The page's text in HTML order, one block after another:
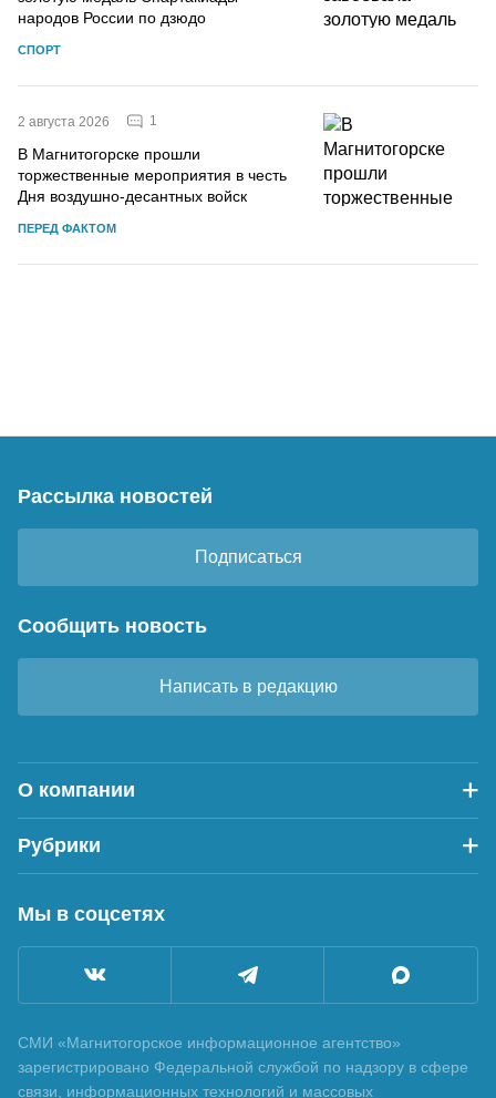
народов России по дзюдо
СПОРТ
2 августа 2026 1
В Магнитогорске прошли
торжественные мероприятия в честь
Дня воздушно-десантных войск
ПЕРЕД ФАКТОМ
Рассылка новостей
Подписаться
Сообщить новость
Написать в редакцию
О компании
Рубрики
Мы в соцсетях
СМИ «Магнитогорское информационное агентство»
зарегистрировано Федеральной службой по надзору в сфере
связи, информационных технологий и массовых